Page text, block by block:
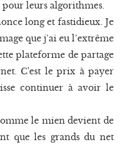
leurs algorithmes.
long et fastidieux. Je
que j’ai eu l’extrême
plateforme de partage
C'est le prix à payer
continuer à avoir le
le mien devient de
que les grands du net